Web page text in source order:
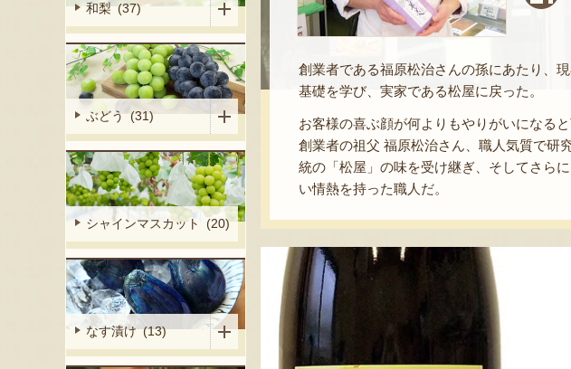
創業者である福原松治さんの孫にあたり、
基礎を学び、実家である松屋に戻った。
お客様の喜ぶ顔が何よりもやりがいになる
創業者の祖父 福原松治さん、職人気質で研
統の「松屋」の味を受け継ぎ、そしてさら
い情熱を持った職人だ。
和梨 (37)
ぶどう (31)
シャインマスカット (20)
なす漬け (13)